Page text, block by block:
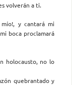
volverán a ti.
mío!, y cantará mi
boca proclamará
holocausto, no lo
quebrantado y